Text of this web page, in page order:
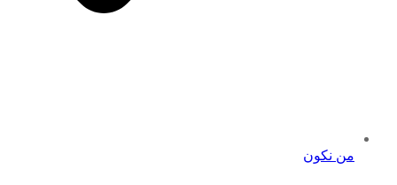
من نكون